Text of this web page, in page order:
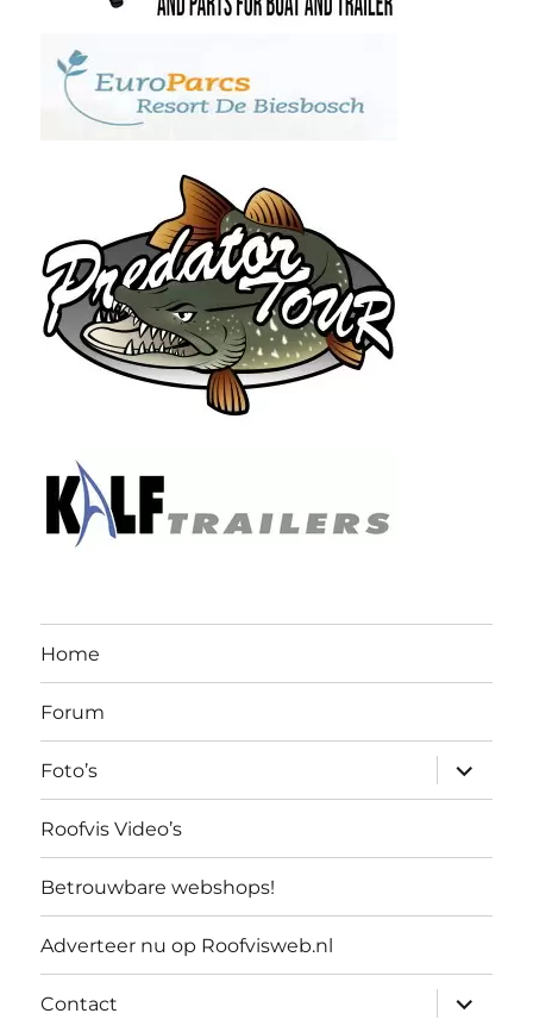
Home
Forum
Foto’s
Roofvis Video’s
Betrouwbare webshops!
Adverteer nu op Roofvisweb.nl
Contact